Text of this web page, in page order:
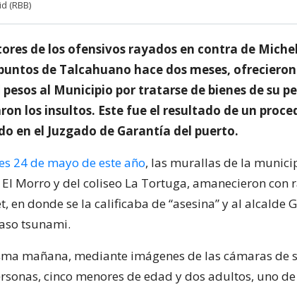
(RBB)
de los ofensivos rayados en contra de
de Talcahuano hace dos meses,
pesos al Municipio por tratarse de bienes de su
los insultos. Este fue el resultado de un
en el Juzgado de Garantía del puerto.
24 de mayo de este año, las murallas de la
Morro y del coliseo La Tortuga, amanecieron con
en donde se la calificaba de “asesina” y al alcalde
tsunami.
mañana, mediante imágenes de las cámaras
cinco menores de edad y dos adultos, uno